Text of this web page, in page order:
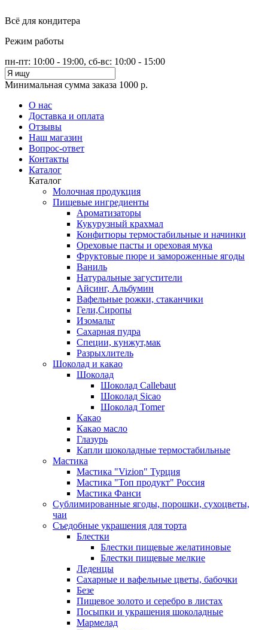
Всё для кондитера
Режим работы
пн-пт: 10:00 - 19:00, сб-вс: 10:00 - 15:00
Минимальная сумма заказа 1000 р.
О нас
Доставка и оплата
Отзывы
Наш магазин
Вопрос-ответ
Контакты
Каталог
Каталог
Молочная продукция
Пищевые ингредиенты
Ароматизаторы
Кукурузный крахмал
Конфитюры термостабильные и начинки
Ореховые пасты и ореховая мука
Фруктовые пюре и замороженные ягоды
Ваниль
Натуральные загустители
Айсинг, Альбумин
Вафельные рожки, стаканчики
Гели,Сиропы
Изомальт
Сахарная пудра
Специи, кунжут,мак
Разрыхлитель
Шоколад и какао
Шоколад
Шоколад Callebaut
Шоколад Sicao
Шоколад Tomer
Какао
Какао масло
Глазурь
Капли шоколадные термостабильные
Мастика
Мастика "Vizion" Турция
Мастика "Топ продукт" Россия
Мастика Фанси
Сублимированные ягоды, порошки, сухоцветы,
чаи
Съедобные украшения для торта
Блестки
Блестки пищевые желатиновые
Блестки пищевые мелкие
Леденцы
Сахарные и вафельные цветы, бабочки
Безе
Пищевое золото и серебро в листах
Посыпки и украшения шоколадные
Мармелад